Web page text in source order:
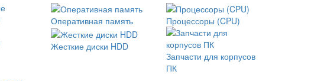
Оперативная память Процессоры (CPU)
Жесткие диски HDD
Запчасти для корпусов
ПК